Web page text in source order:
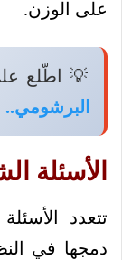
على الوزن.
💡 اطّلع
الأسئلة
تتعدد
دمجها في